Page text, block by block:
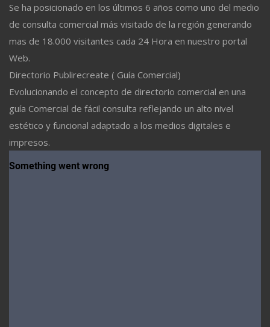
Se ha posicionado en los últimos 6 años como uno del medio
de consulta comercial más visitado de la región generando
mas de 18.000 visitantes cada 24 Hora en nuestro portal
Web.
Directorio Publirecreate ( Guía Comercial)
Evolucionando el concepto de directorio comercial en una
guía Comercial de fácil consulta reflejando un alto nivel
estético y funcional adaptado a los medios digitales e
impresos.